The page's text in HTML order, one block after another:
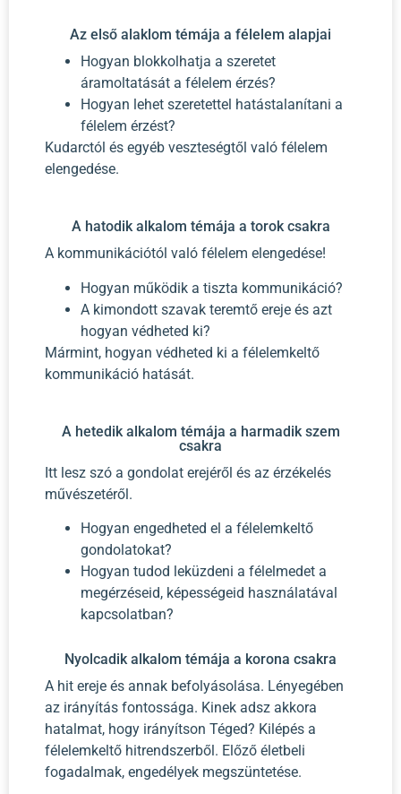
Az első alaklom témája a félelem alapjai
Hogyan blokkolhatja a szeretet
áramoltatását a félelem érzés?
Hogyan lehet szeretettel hatástalanítani a
félelem érzést?
Kudarctól és egyéb veszteségtől való félelem
elengedése.
A hatodik alkalom témája a torok csakra
A kommunikációtól való félelem elengedése!
Hogyan működik a tiszta kommunikáció?
A kimondott szavak teremtő ereje és azt
hogyan védheted ki?
Mármint, hogyan védheted ki a félelemkeltő
kommunikáció hatását.
A hetedik alkalom témája a harmadik szem
csakra
Itt lesz szó a gondolat erejéről és az érzékelés
művészetéről.
Hogyan engedheted el a félelemkeltő
gondolatokat?
Hogyan tudod leküzdeni a félelmedet a
megérzéseid, képességeid használatával
kapcsolatban?
Nyolcadik alkalom témája a korona csakra
A hit ereje és annak befolyásolása. Lényegében
az irányítás fontossága. Kinek adsz akkora
hatalmat, hogy irányítson Téged? Kilépés a
félelemkeltő hitrendszerből. Előző életbeli
fogadalmak, engedélyek megszüntetése.